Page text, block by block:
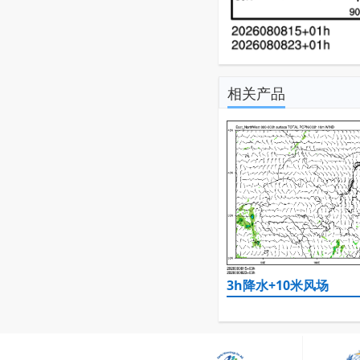
相关产品
3h降水+10米风场